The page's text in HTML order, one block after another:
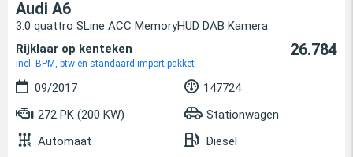
Audi A6
3.0 quattro SLine ACC MemoryHUD DAB Kamera
Rijklaar op kenteken
incl. BPM, btw en standaard import pakket
26.784
09/2017
147724
272 PK (200 KW)
Stationwagen
Automaat
Diesel